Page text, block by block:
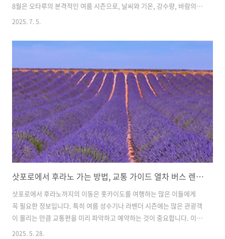
8월은 오타루의 본격적인 여름 시즌으로, 날씨와 기온, 강수량, 바람의
변화는 여행 준비에 있어 중요한 포인트입니다. 본 글에서는 7월과 8월
해보며 여행자들에게 꼭 필요한 정보를 제공하고자 합니다. 1. 시원한 오
한국이나 일본의 다른 대도시들과 비교했을 때 매우 온화한 편입니다. 7
월 평균 기온은 약 20도에서 23도 사이로, 낮에는 햇볕이 따뜻하게 내리
쬐지만 저녁이 되면 선선한 바람이 불어오는 것이 특징입니다. 이 시기의
..
2025. 7. 5.
삿포로에서 후라노 가는 방법, 교통 가이드 열차 버스 렌터카 요금 소요시간
삿포로에서 후라노까지의 이동은 홋카이도를 여행하는 많은 이들에게
꼭 필요한 정보입니다. 특히 여름 성수기나 라벤더 시즌에는 많은 관광객
이 몰리는 만큼 교통편을 미리 파악하고 예약하는 것이 중요합니다. 이
글에서는 삿포로에서 후라노까지 가는다양한 방법과 소요 시간, 요금, 교
2025. 5. 28.